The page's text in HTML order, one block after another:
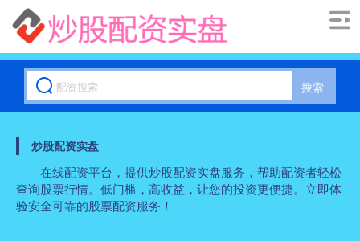
搜索
炒股配资实盘
在线配资平台，提供炒股配资实盘服务，帮助配资者轻松
查询股票行情。低门槛，高收益，让您的投资更便捷。立即体
验安全可靠的股票配资服务！